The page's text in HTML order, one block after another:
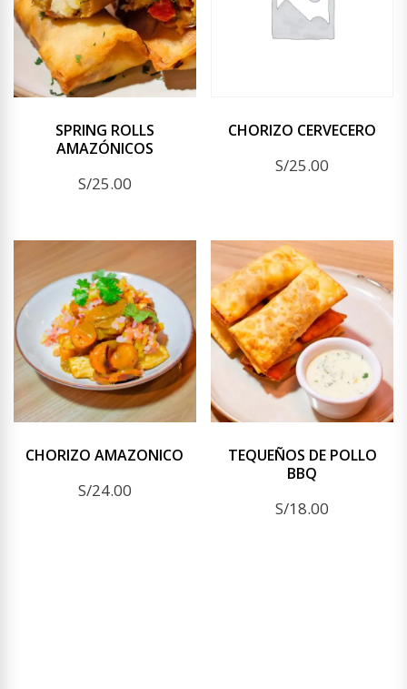
SPRING ROLLS
AMAZÓNICOS
S/25.00
CHORIZO CERVECERO
S/25.00
CHORIZO AMAZONICO
S/24.00
TEQUEÑOS DE POLLO
BBQ
S/18.00